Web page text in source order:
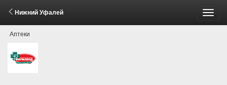
Нижний Уфалей
Аптеки